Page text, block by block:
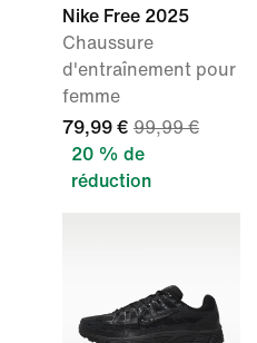
Nike Free 2025
Chaussure
d'entraînement pour
femme
79,99 € 99,99 €
20 % de
réduction